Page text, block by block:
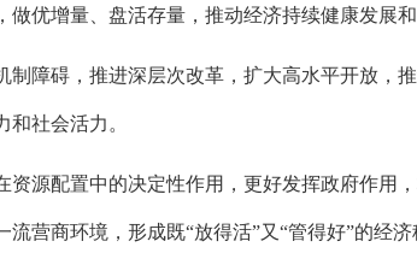
优增量、盘活存量，推动经济持续健康发展和
障碍，推进深层次改革，扩大高水平开放，
社会活力。
源配置中的决定性作用，更好发挥政府作用
营商环境，形成既“放得活”又“管得好”的经济